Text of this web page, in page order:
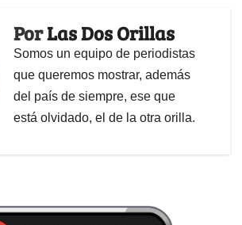
PorLas Dos Orillas
Somos un equipo de periodistas
que queremos mostrar, además
del país de siempre, ese que
está olvidado, el de la otra orilla.